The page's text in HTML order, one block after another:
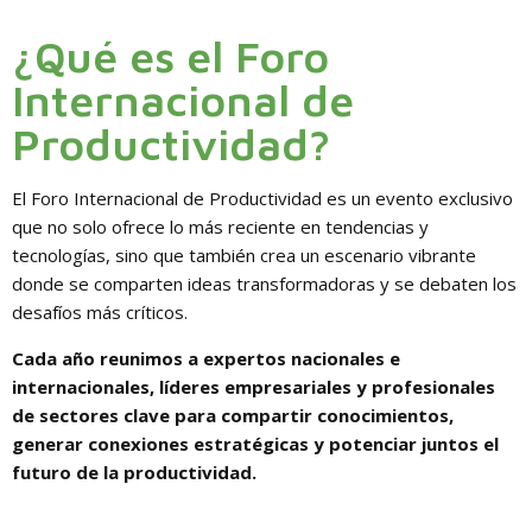
¿Qué es el Foro
Internacional de
Productividad?
El Foro Internacional de Productividad es un evento exclusivo
que no solo ofrece lo más reciente en tendencias y
tecnologías, sino que también crea un escenario vibrante
donde se comparten ideas transformadoras y se debaten los
desafíos más críticos.
Cada año reunimos a expertos nacionales e
internacionales, líderes empresariales y profesionales
de sectores clave para compartir conocimientos,
generar conexiones estratégicas y potenciar juntos el
futuro de la productividad.